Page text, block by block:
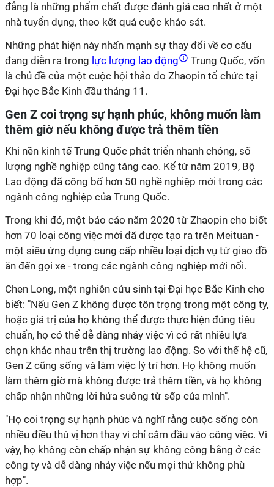
đẳng là những phẩm chất được đánh giá cao nhất ở một
nhà tuyển dụng, theo kết quả cuộc khảo sát.
Những phát hiện này nhấn mạnh sự thay đổi về cơ cấu
đang diễn ra trong lực lượng lao động
Trung Quốc, vốn
là chủ đề của một cuộc hội thảo do Zhaopin tổ chức tại
Đại học Bắc Kinh đầu tháng 11.
Gen Z coi trọng sự hạnh phúc, không muốn làm
thêm giờ nếu không được trả thêm tiền
Khi nền kinh tế Trung Quốc phát triển nhanh chóng, số
lượng nghề nghiệp cũng tăng cao. Kể từ năm 2019, Bộ
Lao động đã công bố hơn 50 nghề nghiệp mới trong các
ngành công nghiệp của Trung Quốc.
Trong khi đó, một báo cáo năm 2020 từ Zhaopin cho biết
hơn 70 loại công việc mới đã được tạo ra trên Meituan -
một siêu ứng dụng cung cấp nhiều loại dịch vụ từ giao đồ
ăn đến gọi xe - trong các ngành công nghiệp mới nổi.
Chen Long, một nghiên cứu sinh tại Đại học Bắc Kinh cho
biết: "Nếu Gen Z không được tôn trọng trong một công ty,
hoặc giá trị của họ không thể được thực hiện đúng tiêu
chuẩn, họ có thể dễ dàng nhảy việc vì có rất nhiều lựa
chọn khác nhau trên thị trường lao động. So với thế hệ cũ,
Gen Z cũng sống và làm việc lý trí hơn. Họ không muốn
làm thêm giờ mà không được trả thêm tiền, và họ không
chấp nhận những lời hứa suông từ sếp của mình".
"Họ coi trọng sự hạnh phúc và nghĩ rằng cuộc sống còn
nhiều điều thú vị hơn thay vì chỉ cắm đầu vào công việc. Vì
vậy, họ không còn chấp nhận sự không công bằng ở các
công ty và dễ dàng nhảy việc nếu mọi thứ không phù
hợp".